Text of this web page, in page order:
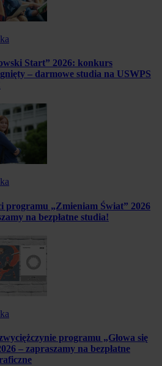
Start” 2026: konkurs
– darmowe studia na USWPS
programu „Zmieniam Świat” 2026
na bezpłatne studia!
programu „Głowa się
– zapraszamy na bezpłatne